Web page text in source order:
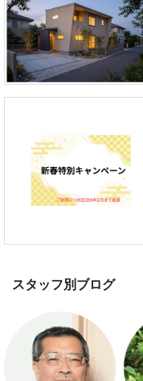
新着のイベント情報